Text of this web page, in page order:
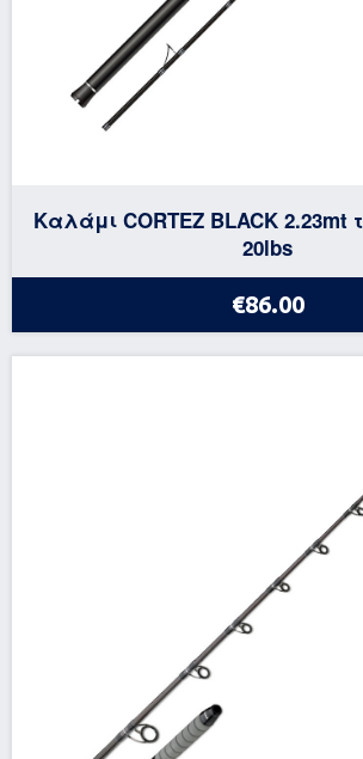
Καλάμι CORTEZ BLACK 2.23mt
20lbs
€86.00